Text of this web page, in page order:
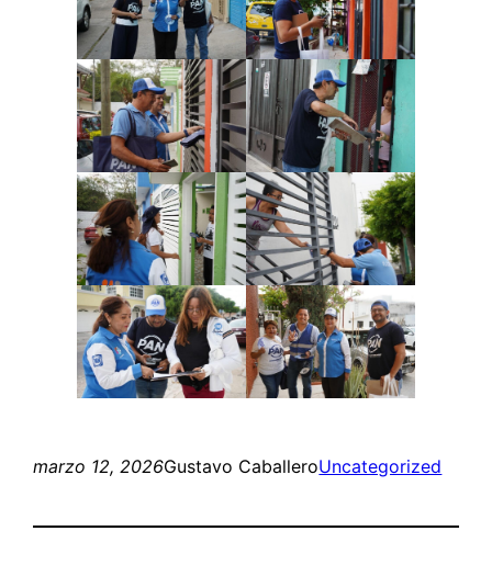
marzo 12, 2026Gustavo CaballeroUncategorized